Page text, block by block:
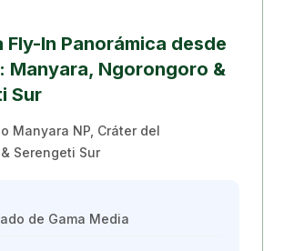
Fly-In Panorámica desde
Manyara, Ngorongoro &
Sur
Manyara NP, Cráter del
Serengeti Sur
de Gama Media